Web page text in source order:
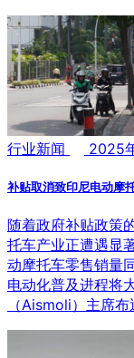
行业新闻 2025
补贴取消致印尼电动摩
随着政府补贴政策
托车产业正遭遇显
动摩托车零售销量
电动化普及进程将
（Aismoli）主席